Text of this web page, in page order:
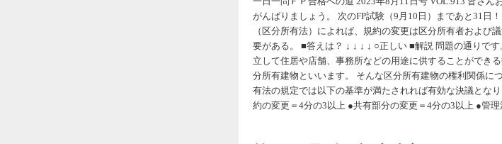
がんばりましょう。 次のFP試験（9月10日）まであと31日
（区分所有法）によれば、規約の変更は区分所有者および
要がある。 ■答えは？ ↓ ↓ ↓ ↓ ○正しい ■解説 問題の通りで
立して住居や店舗、事務所などの用途に供することができ
分所有建物といいます。 そんな区分所有建物の権利関係に
有法の規定では以下の基準が満たされれば有効な決議とな
約の変更＝4分の3以上 ●共有部分の変更＝4分の3以上 ●管理